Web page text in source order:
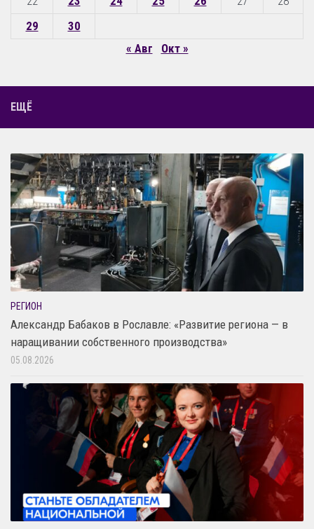
29
30
« Авг
Окт »
ЕЩЁ
РЕГИОН
Александр Бабаков в Рославле: «Развитие региона — в
наращивании собственного производства»
05.08.2026